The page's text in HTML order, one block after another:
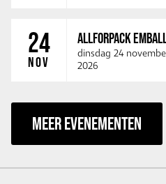
24
NOV
ALLFORPACK
dinsdag 24
2026
MEER EVENEMENTEN